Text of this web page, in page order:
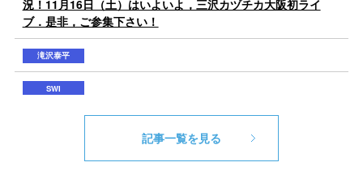
記事一覧を見る